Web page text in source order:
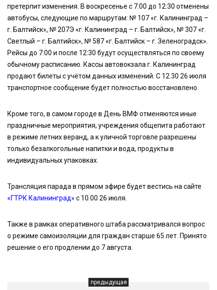
претерпит изменения. В воскресенье с 7:00 до 12:30 отменены
автобусы, следующие по маршрутам: № 107 «г. Калининград –
г. Балтийск», № 207Э «г. Калининград – г. Балтийск», № 307 «г.
Светлый – г. Балтийск», № 587 «г. Балтийск – г. Зеленоградск».
Рейсы до 7:00 и после 12:30 будут осуществляться по своему
обычному расписанию. Кассы автовокзала г. Калининград
продают билеты с учётом данных изменений. С 12.30 26 июля
транспортное сообщение будет полностью восстановлено.
Кроме того, в самом городе в День ВМФ отменяются иные
праздничные мероприятия, учреждения общепита работают
в режиме летних веранд, а к уличной торговле разрешены
только безалкогольные напитки и вода, продукты в
индивидуальных упаковках.
Трансляция парада в прямом эфире будет вестись на сайте
«ГТРК Калининград» с 10.00 26 июля.
Также в рамках оперативного штаба рассматривался вопрос
о режиме самоизоляции для граждан старше 65 лет. Принято
решение о его продлении до 7 августа.
предыдущая